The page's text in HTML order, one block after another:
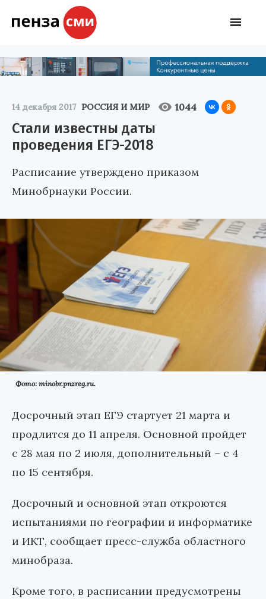
14 декабря 2017 РОССИЯ И МИР 1044
Стали известны даты
проведения ЕГЭ-2018
Расписание утверждено приказом
Минобрнауки России.
Фото: minobr.pnzreg.ru.
Досрочный этап ЕГЭ стартует 21 марта и
продлится до 11 апреля. Основной пройдет
с 28 мая по 2 июля, дополнительный – с 4
по 15 сентября.
Досрочный и основной этап откроются
испытаниями по географии и информатике
и ИКТ, сообщает пресс-служба областного
минобраза.
Кроме того, в расписании предусмотрены